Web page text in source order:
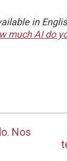
in
much AI do
Nos